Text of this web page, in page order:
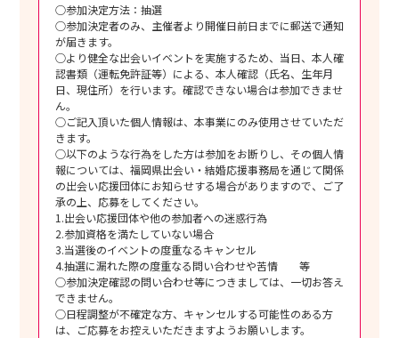
○参加決定方法：抽選
○参加決定者のみ、主催者より開催日前日までに郵送で通知
が届きます。
○より健全な出会いイベントを実施するため、当日、本人確
認書類（運転免許証等）による、本人確認（氏名、生年月
日、現住所）を行います。確認できない場合は参加できませ
ん。
○ご記入頂いた個人情報は、本事業にのみ使用させていただ
きます。
○以下のような行為をした方は参加をお断りし、その個人情
報については、福岡県出会い・結婚応援事務局を通じて関係
の出会い応援団体にお知らせする場合がありますので、ご了
承の上、応募をしてください。
1.出会い応援団体や他の参加者への迷惑行為
2.参加資格を満たしていない場合
3.当選後のイベントの度重なるキャンセル
4.抽選に漏れた際の度重なる問い合わせや苦情 等
○参加決定確認の問い合わせ等につきましては、一切お答え
できません。
○日程調整が不確定な方、キャンセルする可能性のある方
は、ご応募をお控えいただきますようお願いします。